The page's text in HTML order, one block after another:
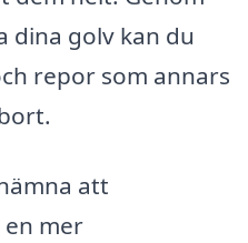
dina golv kan du
repor som annars
att
mer